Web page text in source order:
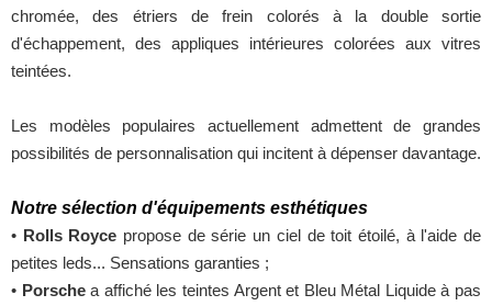
chromée, des étriers de frein colorés à la double sortie
d'échappement, des appliques intérieures colorées aux vitres
teintées.
Les modèles populaires actuellement admettent de grandes
possibilités de personnalisation qui incitent à dépenser davantage.
Notre sélection d'équipements esthétiques
• Rolls Royce propose de série un ciel de toit étoilé, à l'aide de
petites leds... Sensations garanties ;
• Porschea affiché les teintes Argent et Bleu Métal Liquide à pas